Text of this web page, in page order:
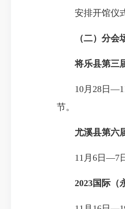
安排开馆仪式
（二）分会
将乐县第三
10月28日—11
节。
尤溪县第六
11月6日—7日
2023国际（